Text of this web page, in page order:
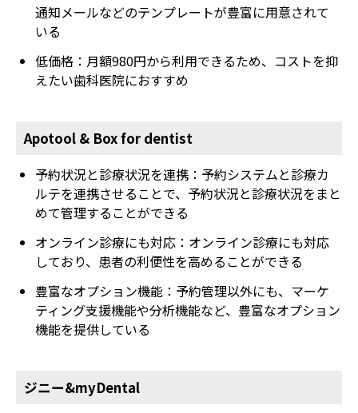
通知メールなどのテンプレートが豊富に用意されて
いる
低価格：月額980円から利用できるため、コストを抑
えたい歯科医院におすすめ
Apotool & Box for dentist
予約状況と診療状況を連携：予約システムと診療カ
ルテを連携させることで、予約状況と診療状況をまと
めて管理することができる
オンライン診療にも対応：オンライン診療にも対応
しており、患者の利便性を高めることができる
豊富なオプション機能：予約管理以外にも、マーケ
ティング支援機能や分析機能など、豊富なオプション
機能を提供している
ジニー&myDental